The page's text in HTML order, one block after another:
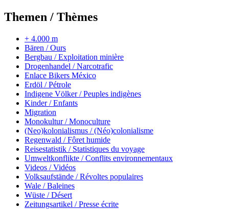
Themen / Thèmes
+ 4.000 m
Bären / Ours
Bergbau / Exploitation minière
Drogenhandel / Narcotrafic
Enlace Bikers México
Erdöl / Pétrole
Indigene Völker / Peuples indigènes
Kinder / Enfants
Migration
Monokultur / Monoculture
(Neo)kolonialismus / (Néo)colonialisme
Regenwald / Fôret humide
Reisestatistik / Statistiques du voyage
Umweltkonflikte / Conflits environnementaux
Videos / Vidéos
Volksaufstände / Révoltes populaires
Wale / Baleines
Wüste / Désert
Zeitungsartikel / Presse écrite